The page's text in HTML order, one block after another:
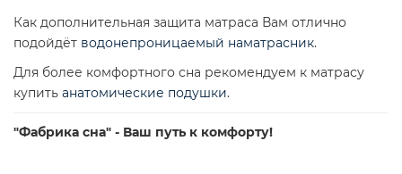
Как дополнительная защита матраса Вам отлично
подойдёт водонепроницаемый наматрасник.
Для более комфортного сна рекомендуем к матрасу
купить анатомические подушки.
"Фабрика сна" - Ваш путь к комфорту!